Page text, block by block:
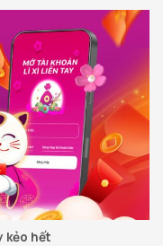
kẻo hết